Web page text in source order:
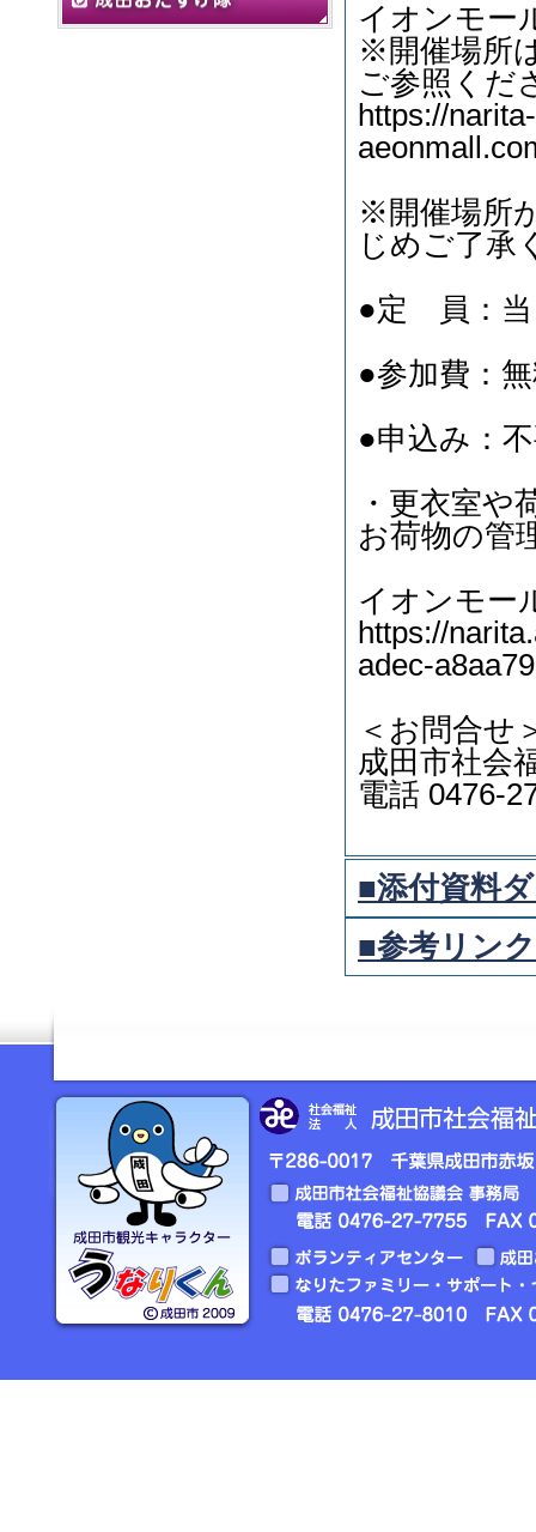
イオンモー
※開催場所
ご参照くだ
https://narita-
※開催場所
じめご了承
●定 員：当
●参加費：
●申込み：
・更衣室や
お荷物の管
イオンモー
https://
adec-
＜お問合せ
成田市社会
電話 0476-
■添付資料
■参考リン